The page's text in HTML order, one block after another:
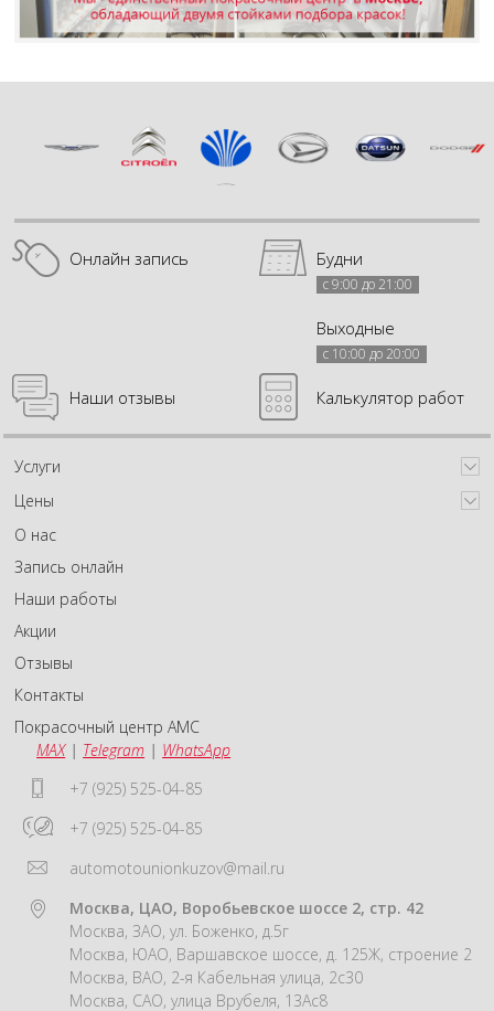
Онлайн запись Будни
с 9:00 до 21:00
Выходные
с 10:00 до 20:00
Наши отзывы Калькулятор работ
Услуги
Цены
О нас
Запись онлайн
Наши работы
Акции
Отзывы
Контакты
Покрасочный центр АМС
MAX| Telegram | WhatsApp
+7 (925) 525-04-85
+7 (925) 525-04-85
automotounionkuzov@mail.ru
Москва, ЦАО, Воробьевское шоссе 2, стр. 42
Москва, ЗАО, ул. Боженко, д.5г
Москва, ЮАО, Варшавское шоссе, д. 125Ж, строение 2
Москва, ВАО, 2-я Кабельная улица, 2с30
Москва, САО, улица Врубеля, 13Ас8